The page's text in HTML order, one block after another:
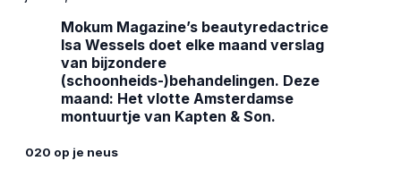
Mokum Magazine’s beautyredactrice
Isa Wessels doet elke maand verslag
van bijzondere
(schoonheids-)behandelingen. Deze
maand: Het vlotte Amsterdamse
montuurtje van Kapten & Son.
020 op je neus